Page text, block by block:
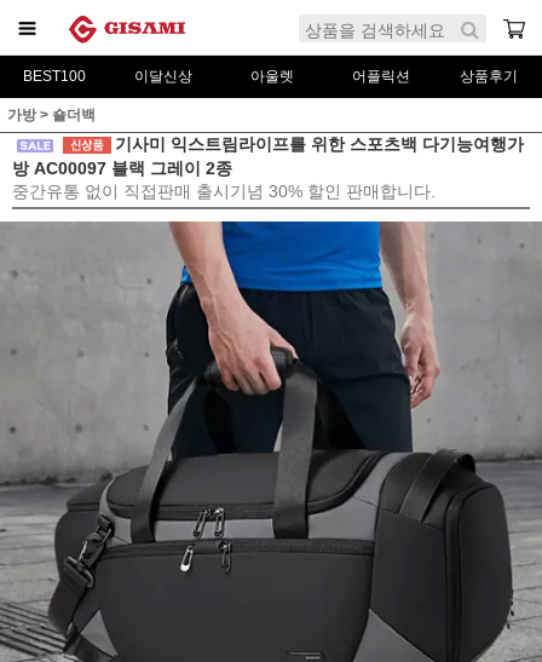
BEST100 이달신상 아울렛 어플릭션 상품후기
가방> 숄더백
기사미 익스트림라이프를 위한 스포츠백 다기능여행가
방 AC00097 블랙 그레이 2종
중간유통 없이 직접판매 출시기념 30% 할인 판매합니다.